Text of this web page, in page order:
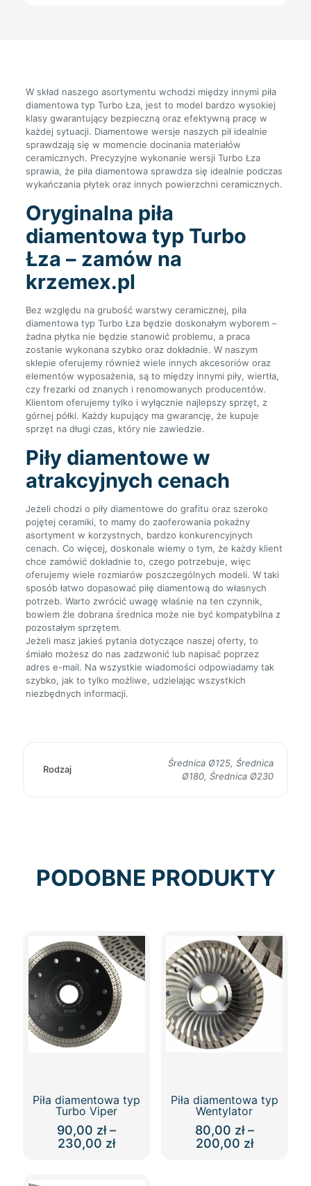
W skład naszego asortymentu wchodzi między innymi piła
diamentowa typ Turbo Łza, jest to model bardzo wysokiej
klasy gwarantujący bezpieczną oraz efektywną pracę w
każdej sytuacji. Diamentowe wersje naszych pił idealnie
sprawdzają się w momencie docinania materiałów
ceramicznych. Precyzyjne wykonanie wersji Turbo Łza
sprawia, że piła diamentowa sprawdza się idealnie podczas
wykańczania płytek oraz innych powierzchni ceramicznych.
Oryginalna piła
diamentowa typ Turbo
Łza – zamów na
krzemex.pl
Bez względu na grubość warstwy ceramicznej, piła
diamentowa typ Turbo Łza będzie doskonałym wyborem –
żadna płytka nie będzie stanowić problemu, a praca
zostanie wykonana szybko oraz dokładnie. W naszym
sklepie oferujemy również wiele innych akcesoriów oraz
elementów wyposażenia, są to między innymi piły, wiertła,
czy frezarki od znanych i renomowanych producentów.
Klientom oferujemy tylko i wyłącznie najlepszy sprzęt, z
górnej półki. Każdy kupujący ma gwarancję, że kupuje
sprzęt na długi czas, który nie zawiedzie.
Piły diamentowe w
atrakcyjnych cenach
Jeżeli chodzi o piły diamentowe do grafitu oraz szeroko
pojętej ceramiki, to mamy do zaoferowania pokaźny
asortyment w korzystnych, bardzo konkurencyjnych
cenach. Co więcej, doskonale wiemy o tym, że każdy klient
chce zamówić dokładnie to, czego potrzebuje, więc
oferujemy wiele rozmiarów poszczególnych modeli. W taki
sposób łatwo dopasować piłę diamentową do własnych
potrzeb. Warto zwrócić uwagę właśnie na ten czynnik,
bowiem źle dobrana średnica może nie być kompatybilna z
pozostałym sprzętem.
Jeżeli masz jakieś pytania dotyczące naszej oferty, to
śmiało możesz do nas zadzwonić lub napisać poprzez
adres e-mail. Na wszystkie wiadomości odpowiadamy tak
szybko, jak to tylko możliwe, udzielając wszystkich
niezbędnych informacji.
Rodzaj
Średnica Ø125, Średnica
Ø180, Średnica Ø230
PODOBNE PRODUKTY
Piła diamentowa typ
Turbo Viper
90,00 zł –
230,00 złZakres
Piła diamentowa typ
Wentylator
80,00 zł –
200,00 złZakres